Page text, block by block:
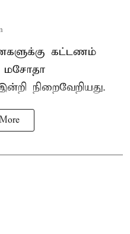
கட்டணம்
மசோதா
நிறைவேறியது.